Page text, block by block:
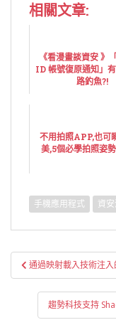
相關文章:
《看漫畫談資安 》
ID 帳號復原通知」
路釣魚?!
不用拍照APP,也可
美,5個必學拍照姿
手機應用程式 資
文
章
通過映射載入技術注
趨勢科技支持